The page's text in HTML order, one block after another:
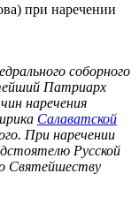
при наречении
соборного
Патриарх
чин наречения
Салаватской
При наречении
Русской
Святейшеству